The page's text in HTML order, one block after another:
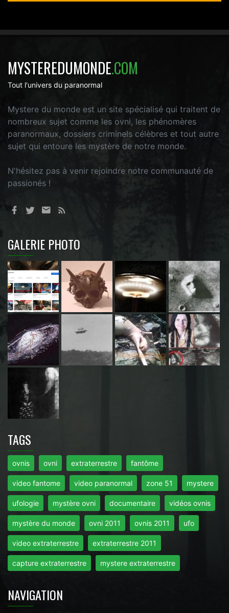
MYSTEREDUMONDE.COM
Tout l'univers du paranormal
Mystere du monde est un site spécialisé qui traitent de
nombreux sujet comme les ovni, les phénomères
paranormaux, dossiers criminels célèbres et tout autre
sujet qui entoure les mystère de notre monde.
N'hésitez pas à venir rejoindre notre communauté de
passionés !
GALERIE PHOTO
TAGS
ovnis ovni extraterrestre fantôme
video fantome video paranormal zone 51 mystere
ufologie mystère ovni documentaire vidéos ovnis
mystère du monde ovni 2011 ovnis 2011 ufo
video extraterrestre extraterrestre 2011
capture extraterrestre mystere extraterrestre
NAVIGATION